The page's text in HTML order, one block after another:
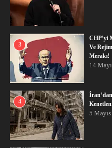
3
CHP’yi
Ve
14
4
5